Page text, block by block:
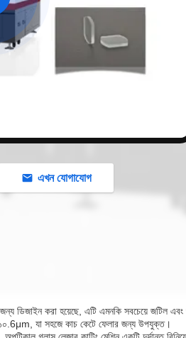
এখন যোগাযোগ
ডিজাইন করা হয়েছে, এটি এমনকি সবচেয়ে জটিল
১০.6μm, যা সহজে কাচ কেটে ফেলার জন্য উপযুক্ত।